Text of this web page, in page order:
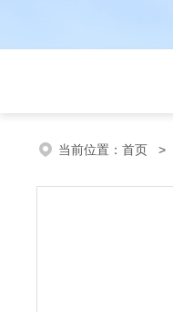
当前位置： 首页 >